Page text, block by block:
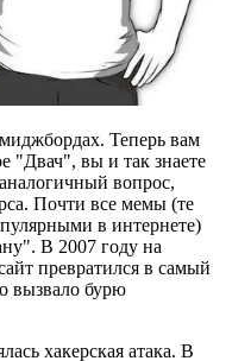
Теперь вам
"Двач", вы и так знаете
вопрос,
Почти все мемы (те
в интернете)
В 2007 году на
превратился в самый
вызвало бурю
хакерская атака. В